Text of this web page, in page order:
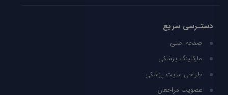
دستـرسی سریع
صفحه اصلی
مارکتینگ پزشکی
طراحی سایت پزشکی
عضویت مراجعان